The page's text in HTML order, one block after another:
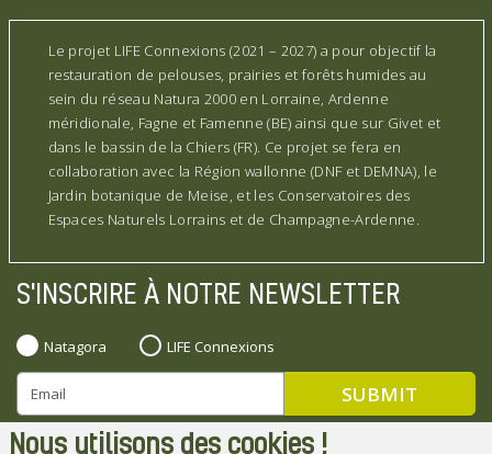
Nous utilisons des cookies !
Le projet LIFE Connexions (2021 – 2027) a pour objectif la
restauration de pelouses, prairies et forêts humides au
sein du réseau Natura 2000 en Lorraine, Ardenne
méridionale, Fagne et Famenne (BE) ainsi que sur Givet et
dans le bassin de la Chiers (FR). Ce projet se fera en
collaboration avec la Région wallonne (DNF et DEMNA), le
Jardin botanique de Meise, et les Conservatoires des
Espaces Naturels Lorrains et de Champagne-Ardenne.
S'INSCRIRE À NOTRE NEWSLETTER
Natagora LIFE Connexions